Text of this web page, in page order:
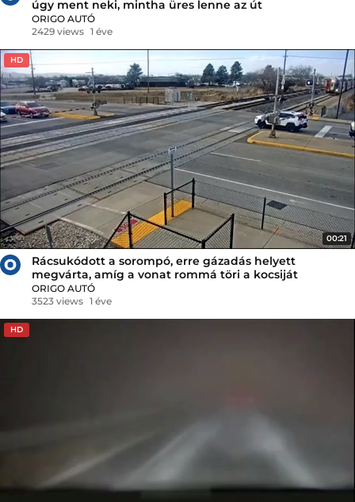
úgy ment neki, mintha üres lenne az út
ORIGO AUTÓ
2429 views 1 éve
HD
00:21
Rácsukódott a sorompó, erre gázadás helyett
megvárta, amíg a vonat rommá töri a kocsiját
ORIGO AUTÓ
3523 views 1 éve
HD